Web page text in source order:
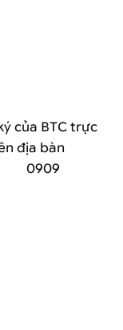
của BTC trực
địa bàn
0909